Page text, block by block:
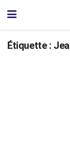
Étiquette :